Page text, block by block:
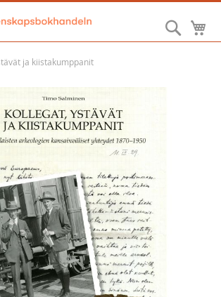
Sök
ja kiistakumppanit